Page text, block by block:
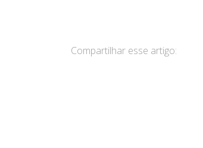
Compartilhar esse artigo: